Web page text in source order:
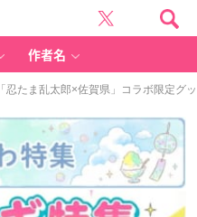
作者名
忍たま乱太郎×佐賀県」コラボ限定グ